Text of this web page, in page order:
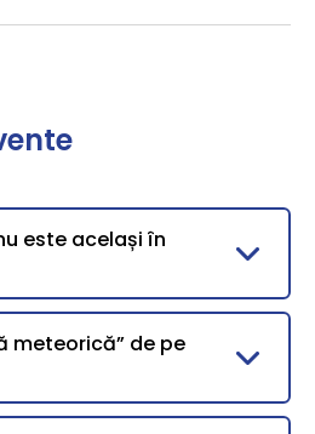
este același în
meteorică” de pe